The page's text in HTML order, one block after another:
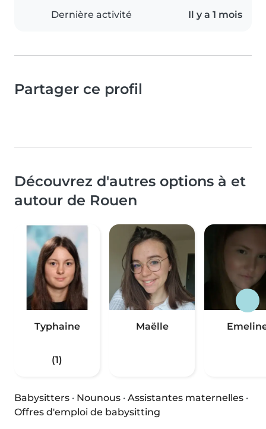
Dernière activité Il y a 1 mois
Partager ce profil
Découvrez d'autres options à et
autour de Rouen
Typhaine
(1)
Maëlle
Babysitters · Nounous · Assistantes maternelles ·
Offres d'emploi de babysitting